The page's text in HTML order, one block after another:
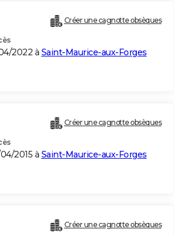
Créer une cagnotte obsèques
2022 à Saint-Maurice-aux-Forges
Créer une cagnotte obsèques
2015 à Saint-Maurice-aux-Forges
Créer une cagnotte obsèques